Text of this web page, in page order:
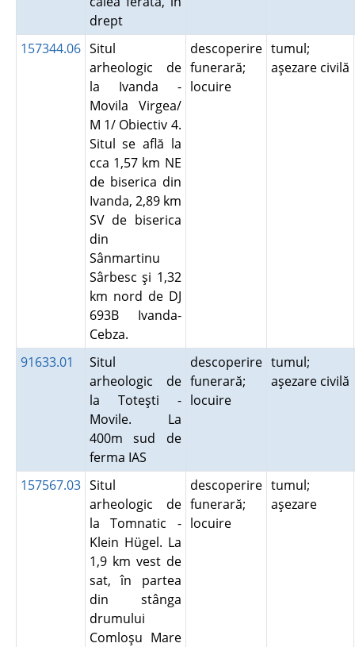
drept
157344.06 Situl
arheologic de
la Ivanda -
Movila Virgea/
M 1/ Obiectiv 4.
Situl se află la
cca 1,57 km NE
de biserica din
Ivanda, 2,89 km
SV de biserica
din
Sânmartinu
Sârbesc şi 1,32
km nord de DJ
693B Ivanda-
Cebza.
descoperire
funerară;
locuire
tumul;
aşezare civilă
91633.01
Situl
arheologic de
la Toteşti -
Movile. La
400m sud de
ferma IAS
descoperire
funerară;
locuire
tumul;
aşezare civilă
157567.03 Situl
arheologic de
la Tomnatic -
Klein Hügel. La
1,9 km vest de
sat, în partea
din stânga
drumului
Comloşu Mare
descoperire
funerară;
locuire
tumul;
aşezare